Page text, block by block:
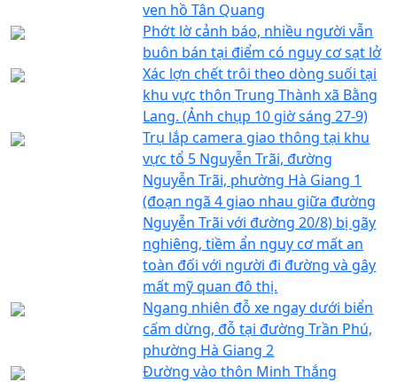
ven hồ Tân Quang
Phớt lờ cảnh báo, nhiều người vẫn
buôn bán tại điểm có nguy cơ sạt lở
Xác lợn chết trôi theo dòng suối tại
khu vực thôn Trung Thành xã Bằng
Lang. (Ảnh chụp 10 giờ sáng 27-9)
Trụ lắp camera giao thông tại khu
vực tổ 5 Nguyễn Trãi, đường
Nguyễn Trãi, phường Hà Giang 1
(đoạn ngã 4 giao nhau giữa đường
Nguyễn Trãi với đường 20/8) bị gãy
nghiêng, tiềm ẩn nguy cơ mất an
toàn đối với người đi đường và gây
mất mỹ quan đô thị.
Ngang nhiên đỗ xe ngay dưới biển
cấm dừng, đỗ tại đường Trần Phú,
phường Hà Giang 2
Đường vào thôn Minh Thắng